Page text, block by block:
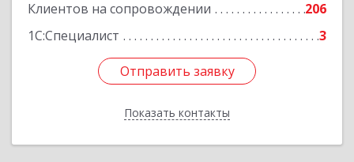
Клиентов на сопровождении
206
1С:Специалист
3
Отправить заявку
Показать контакты
Отправить заявку
Назад